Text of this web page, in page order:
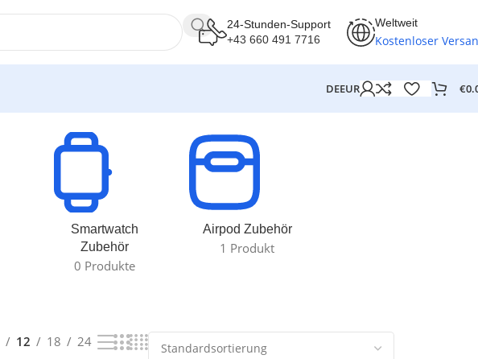
24-Stunden-Support
+43 660 491 7716
Weltweit
Kostenloser
DEEUR €
Smartwatch
Zubehör
0 Produkte
Airpod Zubehör
1 Produkt
12 18 24